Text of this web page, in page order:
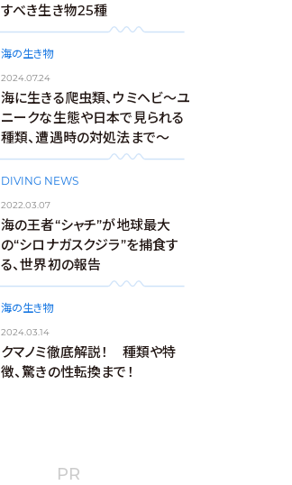
すべき生き物25種
海の生き物
2024.07.24
海に生きる爬虫類、ウミヘビ～ユ
ニークな生態や日本で見られる
種類、遭遇時の対処法まで～
DIVING NEWS
2022.03.07
海の王者“シャチ”が地球最大
の“シロナガスクジラ”を捕食す
る、世界初の報告
海の生き物
2024.03.14
クマノミ徹底解説！ 種類や特
徴、驚きの性転換まで！
PR